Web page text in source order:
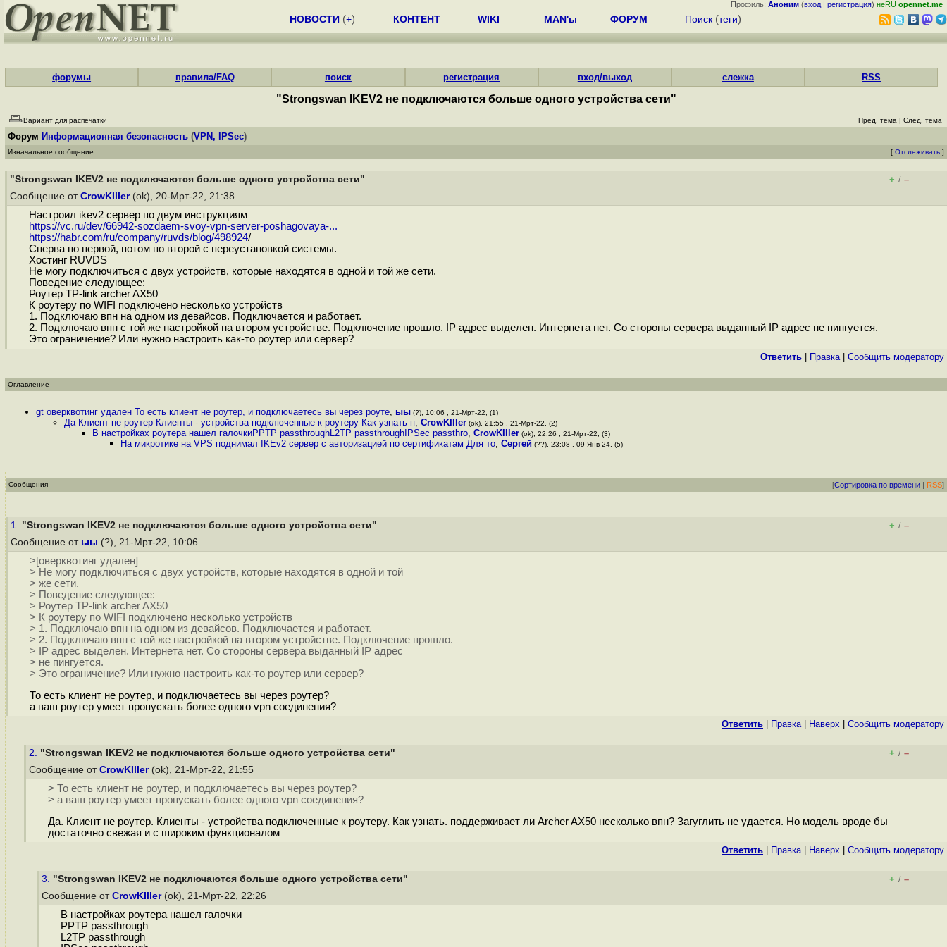
Профиль: Аноним (вход | регистрация) неRU opennet.me
НОВОСТИ (+) КОНТЕНТ WIKI MAN'ы ФОРУМ Поиск (теги)
форумы правила/FAQ поиск регистрация вход/выход слежка RSS
"Strongswan IKEV2 не подключаются больше одного устройства сети"
Вариант для распечатки Пред. тема | След. тема
Форум Информационная безопасность (VPN, IPSec)
Изначальное сообщение [ Отслеживать ]
"Strongswan IKEV2 не подключаются больше одного устройства сети" + / –
Сообщение от CrowKIller(ok), 20-Мрт-22, 21:38
Настроил ikev2 сервер по двум инструкциям
https://vc.ru/dev/66942-sozdaem-svoy-vpn-server-poshagovaya-...
https://habr.com/ru/company/ruvds/blog/498924/
Сперва по первой, потом по второй с переустановкой системы.
Хостинг RUVDS
Не могу подключиться с двух устройств, которые находятся в одной и той же сети.
Поведение следующее:
Роутер TP-link archer AX50
К роутеру по WIFI подключено несколько устройств
1. Подключаю впн на одном из девайсов. Подключается и работает.
2. Подключаю впн с той же настройкой на втором устройстве. Подключение прошло. IP адрес выделен. Интернета нет. Со стороны сервера выданный IP адрес не пингуется.
Это ограничение? Или нужно настроить как-то роутер или сервер?
Ответить Правка| Cообщить модератору
Оглавление
gt оверквотинг удален То есть клиент не роутер, и подключаетесь вы через роуте, ыы (?), 10:06 , 21-Мрт-22, (1)
Да Клиент не роутер Клиенты - устройства подключенные к роутеру Как узнать п, CrowKIller (ok), 21:55 , 21-Мрт-22, (2)
В настройках роутера нашел галочкиPPTP passthroughL2TP passthroughIPSec passthro, CrowKIller (ok), 22:26 , 21-Мрт-22, (3)
На микротике на VPS поднимал IKEv2 сервер с авторизацией по сертификатам Для то, Сергей (??), 23:08 , 09-Янв-24, (5)
Сообщения [Сортировка по времени | RSS]
1. "Strongswan IKEV2 не подключаются больше одного устройства сети" + / –
Сообщение от ыы (?), 21-Мрт-22, 10:06
>[оверквотинг удален]
> Не могу подключиться с двух устройств, которые находятся в одной и той
> же сети.
> Поведение следующее:
> Роутер TP-link archer AX50
> К роутеру по WIFI подключено несколько устройств
> 1. Подключаю впн на одном из девайсов. Подключается и работает.
> 2. Подключаю впн с той же настройкой на втором устройстве. Подключение прошло.
> IP адрес выделен. Интернета нет. Со стороны сервера выданный IP адрес
> не пингуется.
> Это ограничение? Или нужно настроить как-то роутер или сервер?
То есть клиент не роутер, и подключаетесь вы через роутер?
а ваш роутер умеет пропускать более одного vpn соединения?
Ответить Правка| Наверх Cообщить модератору
2. "Strongswan IKEV2 не подключаются больше одного устройства сети" + / –
Сообщение от CrowKIller(ok), 21-Мрт-22, 21:55
> То есть клиент не роутер, и подключаетесь вы через роутер?
> а ваш роутер умеет пропускать более одного vpn соединения?
Да. Клиент не роутер. Клиенты - устройства подключенные к роутеру. Как узнать. поддерживает ли Archer AX50 несколько впн? Загуглить не удается. Но модель вроде бы
достаточно свежая и с широким функционалом
Ответить Правка| Наверх Cообщить модератору
3. "Strongswan IKEV2 не подключаются больше одного устройства сети" + / –
Сообщение от CrowKIller(ok), 21-Мрт-22, 22:26
В настройках роутера нашел галочки
PPTP passthrough
L2TP passthrough